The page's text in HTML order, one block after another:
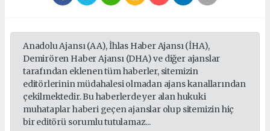
Anadolu Ajansı (AA), İhlas Haber Ajansı (İHA),
Demirören Haber Ajansı (DHA) ve diğer ajanslar
tarafından eklenen tüm haberler, sitemizin
editörlerinin müdahalesi olmadan ajans kanallarından
çekilmektedir. Bu haberlerde yer alan hukuki
muhataplar haberi geçen ajanslar olup sitemizin hiç
bir editörü sorumlu tutulamaz...